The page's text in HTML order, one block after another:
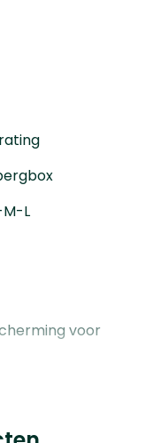
L
voor